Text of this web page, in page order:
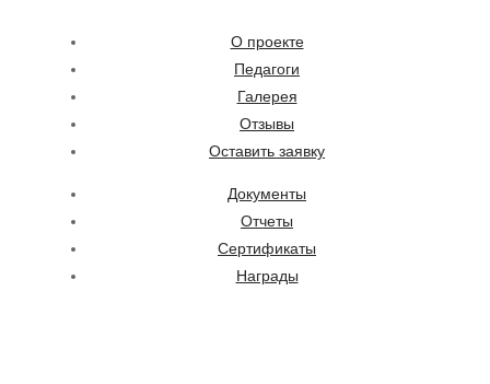
О проекте
Педагоги
Галерея
Отзывы
Оставить заявку
Документы
Отчеты
Сертификаты
Награды